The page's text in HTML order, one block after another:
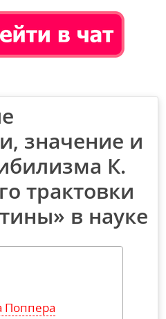
значение и
К.
трактовки
в науке
Поппера